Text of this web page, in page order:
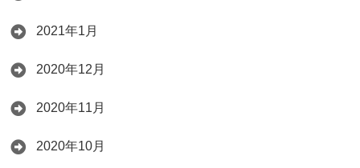
2021年1月
2020年12月
2020年11月
2020年10月